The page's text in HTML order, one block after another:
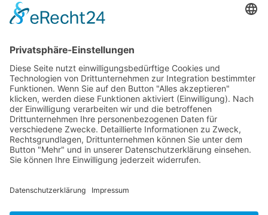
managen. Durch die Analyse einzelner
lassen sich beispielsweise
Entscheidungsprozesse optimieren und die
Einführung neuer Produkte effizient
gestalten.
© 2026 Frank Hartung Ihr Mediator bei Konflikten in Familie,